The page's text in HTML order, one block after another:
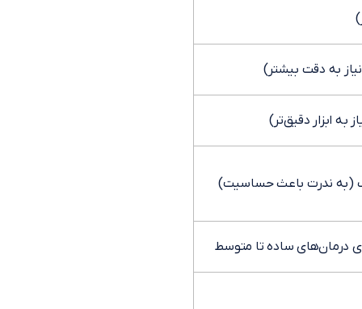
به دقت بیشتر)
به ابزار دقیق‌تر)
(به ندرت باعث حساسیت)
درمان‌های ساده تا متوسط